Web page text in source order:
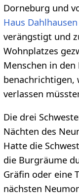
Dorneburg und
Haus Dahlhausen
verängstigt und
Wohnplatzes
Menschen in
benachrichtigen,
verlassen
Die drei
Nächten des
Hatte die
die Burgräume
Gräfin oder eine
nächsten